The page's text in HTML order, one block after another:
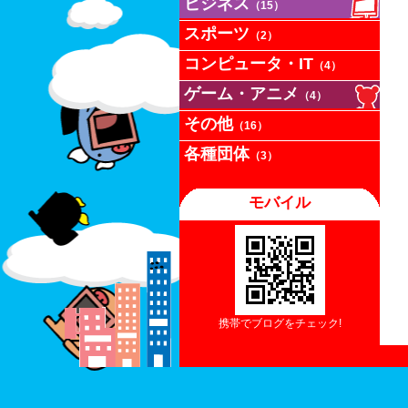
ビジネス （15）
スポーツ （2）
コンピュータ・IT （4）
ゲーム・アニメ （4）
その他（16）
各種団体（3）
モバイル
携帯でブログをチェック!